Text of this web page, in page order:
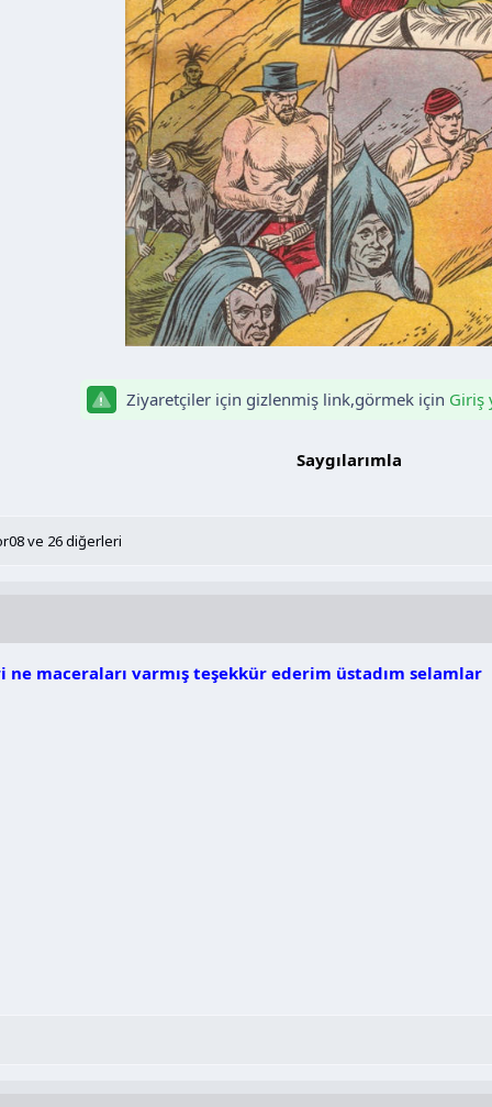
Ziyaretçiler için gizlenmiş link,görmek için Giriş
Saygılarımla​
ve 26 diğerleri
ne maceraları varmış teşekkür ederim üstadım selamlar